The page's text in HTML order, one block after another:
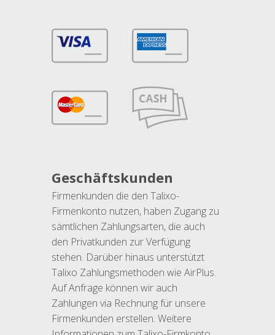
Geschäftskunden
Firmenkunden die den Talixo-
Firmenkonto nutzen, haben Zugang zu
sämtlichen Zahlungsarten, die auch
den Privatkunden zur Verfügung
stehen. Darüber hinaus unterstützt
Talixo Zahlungsmethoden wie AirPlus.
Auf Anfrage können wir auch
Zahlungen via Rechnung für unsere
Firmenkunden erstellen. Weitere